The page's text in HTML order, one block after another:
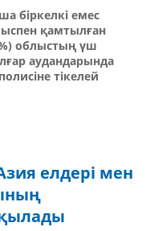
біркелкі емес
қамтылған
облыстың үш
аудандарында
тікелей
елдері мен